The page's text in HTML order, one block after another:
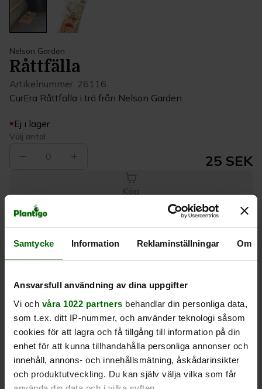
Samtycke Information Reklaminställningar Om
Ansvarsfull användning av dina uppgifter
Vi och våra 1022 partners behandlar din personliga data,
som t.ex. ditt IP-nummer, och använder teknologi såsom
cookies för att lagra och få tillgång till information på din
enhet för att kunna tillhandahålla personliga annonser och
innehåll, annons- och innehållsmätning, åskådarinsikter
och produktutveckling. Du kan själv välja vilka som får
Nelson Garden
Råttfälla
Artikelnummer: 26116
CurEra Råttfälla i trä från Nelson Garden.
Ej i lager
Välj antal
0 25 SEK
Köp
Leverans 1-
Kvalitet till
Eget lager allt i
Beskrivning
Produktrecensioner